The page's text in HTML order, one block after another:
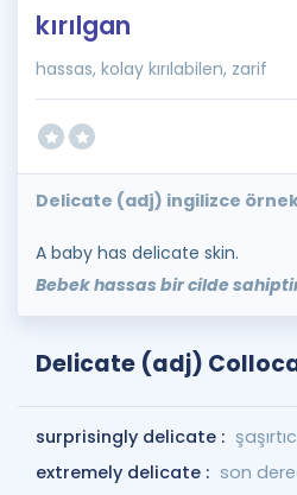
İngilizce Gramer
kırılgan
hassas, kolay kırılabilen, zarif
Delicate (adj) ingilizce
A baby has delicate skin.
Bebek hassas bir cilde
Delicate (adj)
surprisingly delicate :
extremely delicate : son